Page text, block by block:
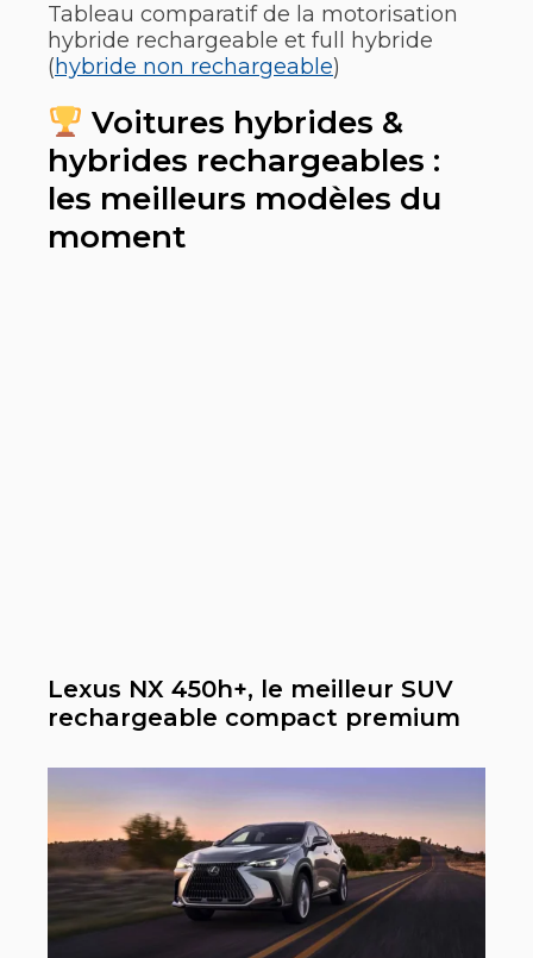
Tableau comparatif de la motorisation
hybride rechargeable et full hybride
(hybride non rechargeable)
Voitures hybrides &
hybrides rechargeables :
les meilleurs modèles du
moment
Lexus NX 450h+, le meilleur SUV
rechargeable compact premium